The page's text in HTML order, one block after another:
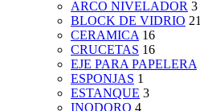
ARCO NIVELADOR 3
BLOCK DE VIDRIO 21
CERAMICA 16
CRUCETAS 16
EJE PARA PAPELERA
ESPONJAS 1
ESTANQUE 3
INODORO 4